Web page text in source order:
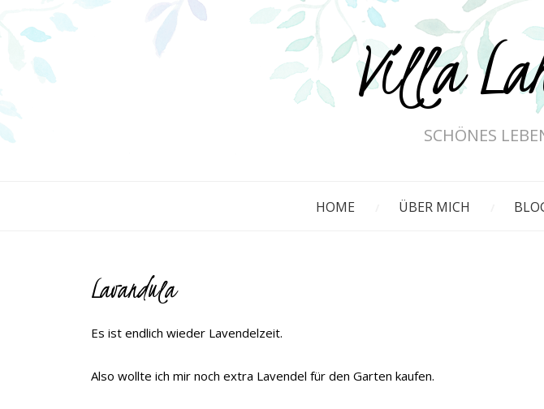
Villa
SCHÖNES
HOME ÜBER MICH
Lavandula
Es ist endlich wieder Lavendelzeit.
Also wollte ich mir noch extra Lavendel für den Garten kaufen.